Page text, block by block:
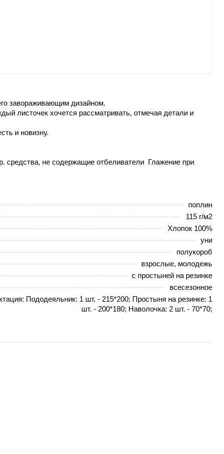
завораживающим дизайном.
листочек хочется рассматривать, отмечая детали и
и новизну.
средства, не содержащие отбеливатели Глажение при
поплин
115 г/м2
Хлопок 100%
уни
полукороб
взрослые, молодежь
с простыней на резинке
всесезонное
Пододеяльник: 1 шт. - 215*200; Простыня на резинке: 1
шт. - 200*180; Наволочка: 2 шт. - 70*70;